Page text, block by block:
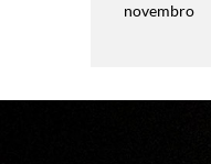
novembro